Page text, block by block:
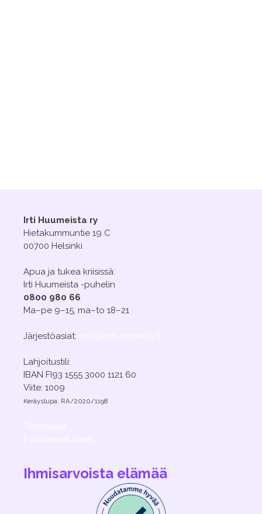
Irti Huumeista ry
Hietakummuntie 19 C
00700 Helsinki
Apua ja tukea kriisissä:
Irti Huumeista -puhelin
0800 980 66
Ma–pe 9–15, ma–to 18–21
Järjestöasiat:
Lahjoitustili:
IBAN FI93 1555 3000 1121 60
Viite: 1009
Keräyslupa: RA/2020/1198
Ihmisarvoista elämää